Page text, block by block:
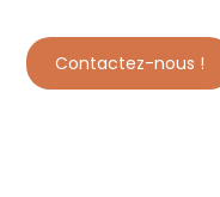
Contactez-nous !